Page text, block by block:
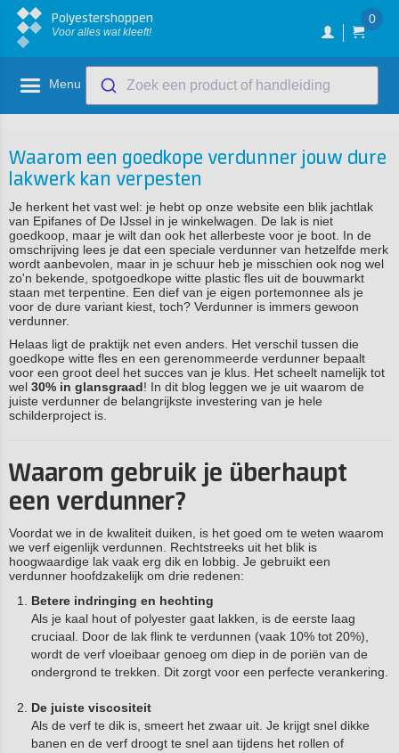
Polyestershoppen
Voor alles wat kleeft!
0
Menu Zoek een product of handleiding
Waarom een goedkope verdunner jouw dure
lakwerk kan verpesten
Je herkent het vast wel: je hebt op onze website een blik jachtlak
van Epifanes of De IJssel in je winkelwagen. De lak is niet
goedkoop, maar je wilt dan ook het allerbeste voor je boot. In de
omschrijving lees je dat een speciale verdunner van hetzelfde merk
wordt aanbevolen, maar in je schuur heb je misschien ook nog wel
zo'n bekende, spotgoedkope witte plastic fles uit de bouwmarkt
staan met terpentine. Een dief van je eigen portemonnee als je
voor de dure variant kiest, toch? Verdunner is immers gewoon
verdunner.
Helaas ligt de praktijk net even anders. Het verschil tussen die
goedkope witte fles en een gerenommeerde verdunner bepaalt
voor een groot deel het succes van je klus. Het scheelt namelijk tot
wel 30% in glansgraad! In dit blog leggen we je uit waarom de
juiste verdunner de belangrijkste investering van je hele
schilderproject is.
Waarom gebruik je überhaupt
een verdunner?
Voordat we in de kwaliteit duiken, is het goed om te weten waarom
we verf eigenlijk verdunnen. Rechtstreeks uit het blik is
hoogwaardige lak vaak erg dik en lobbig. Je gebruikt een
verdunner hoofdzakelijk om drie redenen:
Betere indringing en hechting
Als je kaal hout of polyester gaat lakken, is de eerste laag
cruciaal. Door de lak flink te verdunnen (vaak 10% tot 20%),
wordt de verf vloeibaar genoeg om diep in de poriën van de
ondergrond te trekken. Dit zorgt voor een perfecte verankering.
De juiste viscositeit
Als de verf te dik is, smeert het zwaar uit. Je krijgt snel dikke
banen en de verf droogt te snel aan tijdens het rollen of